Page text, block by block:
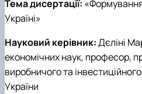
Тема дисертації:
Україні»
Науковий керівник:Дєліні
економічних наук, професор,
виробничого та
України